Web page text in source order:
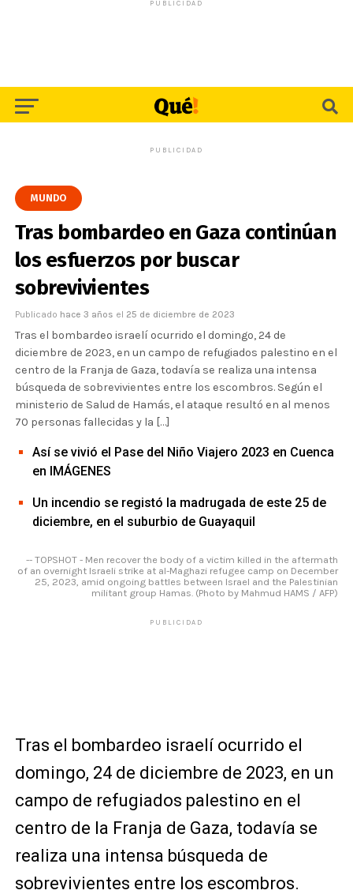
PUBLICIDAD
PUBLICIDAD
MUNDO
Tras bombardeo en Gaza continúan
los esfuerzos por buscar
sobrevivientes
Publicado hace 3 años el 25 de diciembre de 2023
Tras el bombardeo israelí ocurrido el domingo, 24 de
diciembre de 2023, en un campo de refugiados palestino en el
centro de la Franja de Gaza, todavía se realiza una intensa
búsqueda de sobrevivientes entre los escombros. Según el
ministerio de Salud de Hamás, el ataque resultó en al menos
70 personas fallecidas y la […]
Así se vivió el Pase del Niño Viajero 2023 en Cuenca
en IMÁGENES
Un incendio se registó la madrugada de este 25 de
diciembre, en el suburbio de Guayaquil
-- TOPSHOT - Men recover the body of a victim killed in the aftermath
of an overnight Israeli strike at al-Maghazi refugee camp on December
25, 2023, amid ongoing battles between Israel and the Palestinian
militant group Hamas. (Photo by Mahmud HAMS / AFP)
PUBLICIDAD
Tras el bombardeo israelí ocurrido el
domingo, 24 de diciembre de 2023, en un
campo de refugiados palestino en el
centro de la Franja de Gaza, todavía se
realiza una intensa búsqueda de
sobrevivientes entre los escombros.